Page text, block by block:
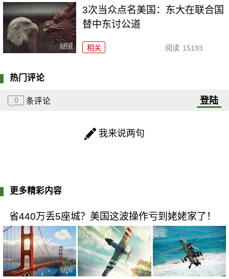
3次当众点名美国：东大在联合国
替中东讨公道
相关 阅读 15193
热门评论
0 条评论 登陆
我来说两句
更多精彩内容
省440万丢5座城？美国这波操作亏到姥姥家了！